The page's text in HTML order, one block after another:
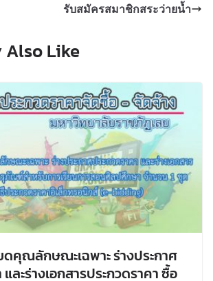
รับสมัครสมาชิกสระว่ายน้ำ
Also Like
ดคุณลักษณะเฉพาะ ร่างประกาศ
ละร่างเอกสารประกวดราคา ซื้อ